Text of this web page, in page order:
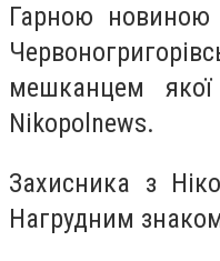
Гарною новиною
мешканцем
Nikopolnews.
Захисника з
Нагрудним